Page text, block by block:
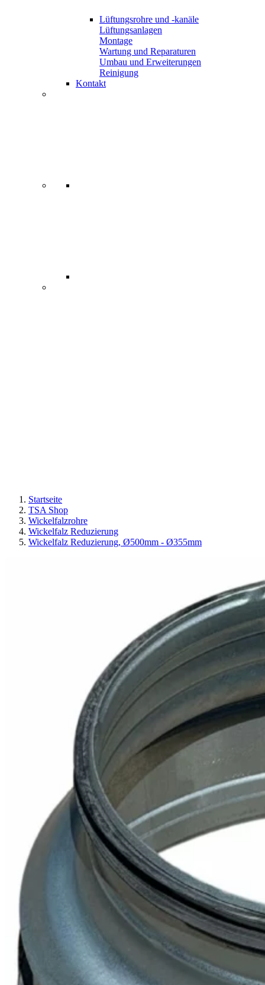
Lüftungsrohre und -kanäle
Lüftungsanlagen
Montage
Wartung und Reparaturen
Umbau und Erweiterungen
Reinigung
Kontakt
Startseite
TSA Shop
Wickelfalzrohre
Wickelfalz Reduzierung
Wickelfalz Reduzierung, Ø500mm - Ø355mm